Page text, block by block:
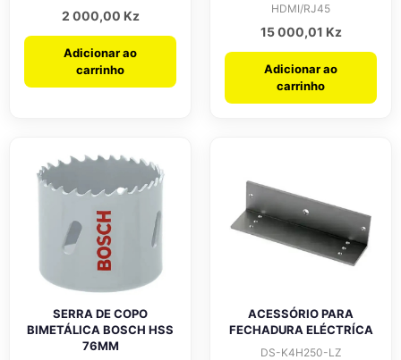
2 000,00 Kz
Adicionar ao
carrinho
HDMI/RJ45
15 000,01 Kz
Adicionar ao
carrinho
SERRA DE COPO
BIMETÁLICA BOSCH HSS
76MM
ACESSÓRIO PARA
FECHADURA ELÉCTRÍCA
DS-K4H250-LZ